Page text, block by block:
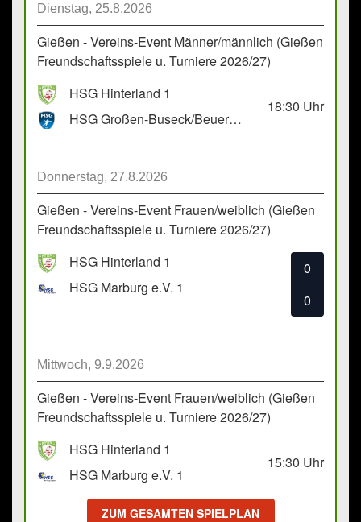
Dienstag, 25.8.2026
Gießen - Vereins-Event Männer/männlich (Gießen
Freundschaftsspiele u. Turniere 2026/27)
HSG Hinterland 1
HSG Großen-Buseck/Beuern 1
18:30 Uhr
Donnerstag, 27.8.2026
Gießen - Vereins-Event Frauen/weiblich (Gießen
Freundschaftsspiele u. Turniere 2026/27)
HSG Hinterland 1
HSG Marburg e.V. 1
0
0
Mittwoch, 9.9.2026
Gießen - Vereins-Event Frauen/weiblich (Gießen
Freundschaftsspiele u. Turniere 2026/27)
HSG Hinterland 1
HSG Marburg e.V. 1
15:30 Uhr
ZUM GESAMTEN SPIELPLAN